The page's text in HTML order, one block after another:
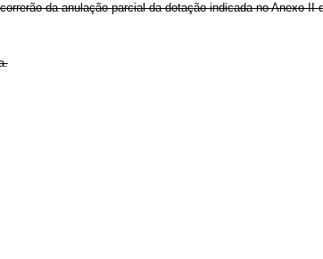
da anulação parcial da dotação indicada no Anexo